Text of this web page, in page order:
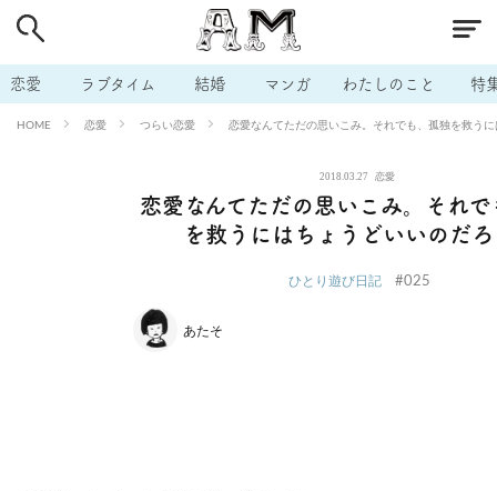
恋愛 ラブタイム 結婚 マンガ わたしのこと 特
HOME 恋愛 つらい恋愛 恋愛なんてただの思いこみ。それでも、孤独を救う
2018.03.27 恋愛
恋愛なんてただの思いこみ。それで
を救うにはちょうどいいのだ
ひとり遊び日記 #025
あたそ
# 男の本音 # セフレ # 不倫
# 出会う方法 # マッチングアプリ # ラブグッズ # 体の相